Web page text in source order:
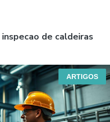
inspecao de caldeiras
ARTIGOS